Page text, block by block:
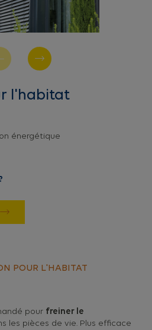
l'habitat
énergétique
POUR L'HABITAT
pour freiner le
les pièces de vie. Plus efficace